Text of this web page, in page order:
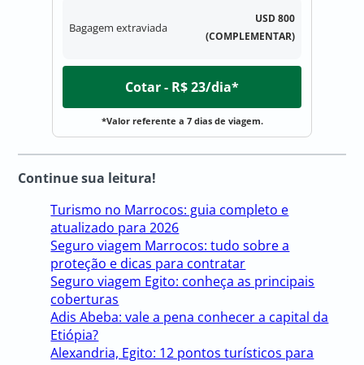
Bagagem extraviada
USD 800
(COMPLEMENTAR)
Cotar - R$ 23/dia*
*Valor referente a 7 dias de viagem.
Continue sua leitura!
Turismo no Marrocos: guia completo e
atualizado para 2026
Seguro viagem Marrocos: tudo sobre a
proteção e dicas para contratar
Seguro viagem Egito: conheça as principais
coberturas
Adis Abeba: vale a pena conhecer a capital da
Etiópia?
Alexandria, Egito: 12 pontos turísticos para